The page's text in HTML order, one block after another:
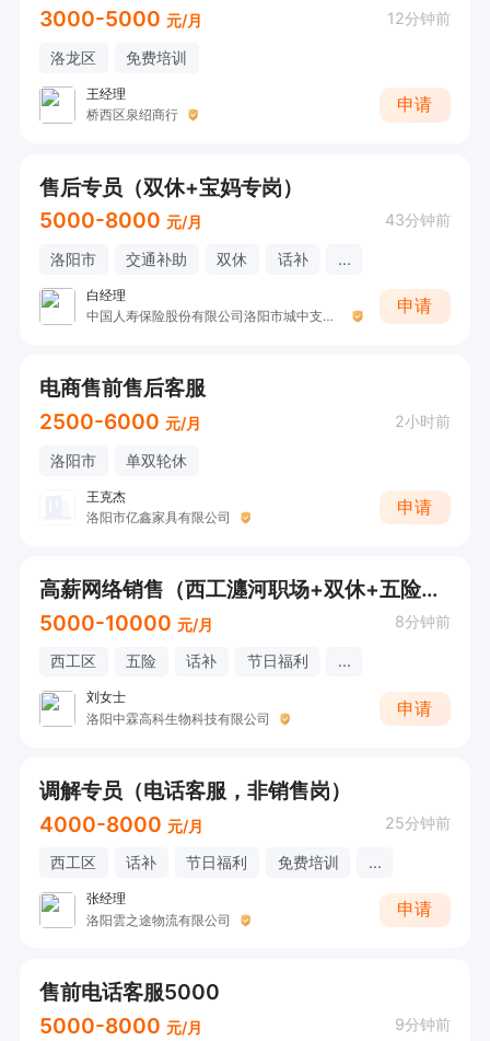
3000-5000 元/月 12分钟前
洛龙区 免费培训
王经理
桥西区泉绍商行
申请
售后专员（双休+宝妈专岗）
5000-8000 元/月 43分钟前
洛阳市 交通补助 双休 话补 ...
白经理
中国人寿保险股份有限公司洛阳市城中支公司（收展五部）
申请
电商售前售后客服
2500-6000 元/月 2小时前
洛阳市 单双轮休
王克杰
洛阳市亿鑫家具有限公司
申请
高薪网络销售（西工瀍河职场+双休+五险+法定节假日）
5000-10000 元/月 8分钟前
西工区 五险 话补 节日福利 ...
刘女士
洛阳中霖高科生物科技有限公司
申请
调解专员（电话客服，非销售岗）
4000-8000 元/月 25分钟前
西工区 话补 节日福利 免费培训 ...
张经理
洛阳雲之途物流有限公司
申请
售前电话客服5000
5000-8000 元/月 9分钟前